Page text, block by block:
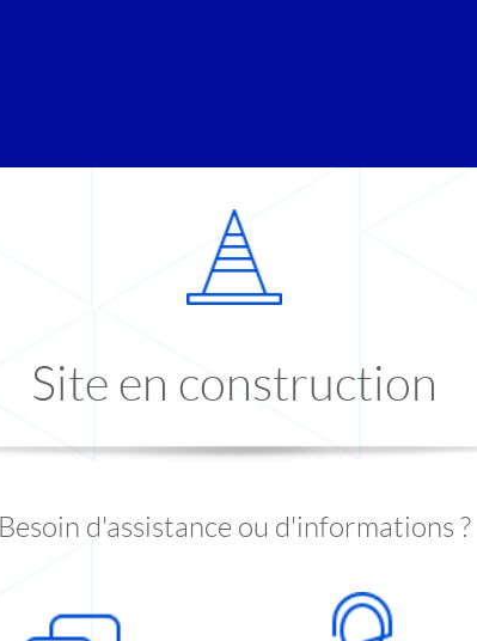
Site en construction
Besoin d'assistance ou d'informations ?